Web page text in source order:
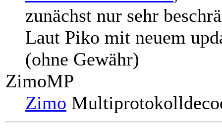
zunächst nur sehr
Laut Piko mit neuem
(ohne Gewähr)
ZimoMP
Zimo